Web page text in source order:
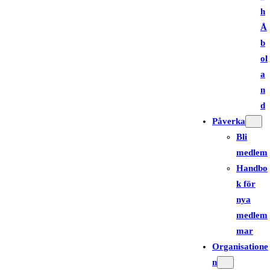
h
Å
b
ol
a
n
d
Påverka
Bli
medlem
Handbo
k för
nya
medlem
mar
Organisatione
n